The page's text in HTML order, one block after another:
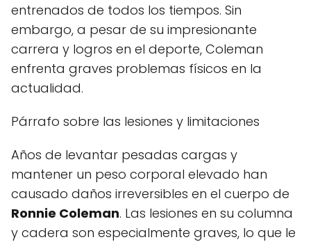
entrenados de todos los tiempos. Sin
embargo, a pesar de su impresionante
carrera y logros en el deporte, Coleman
enfrenta graves problemas físicos en la
actualidad.
Párrafo sobre las lesiones y limitaciones
Años de levantar pesadas cargas y
mantener un peso corporal elevado han
causado daños irreversibles en el cuerpo de
Ronnie Coleman. Las lesiones en su columna
y cadera son especialmente graves, lo que le